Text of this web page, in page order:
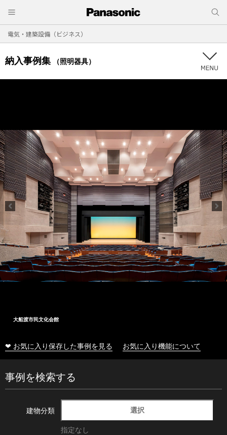
電気・建築設備（ビジネス）
納入事例集 （照明器具）
大船渡市民文化会館
❤ お気に入り保存した事例を見る お気に入り機能について
事例を検索する
建物分類 選択
指定なし